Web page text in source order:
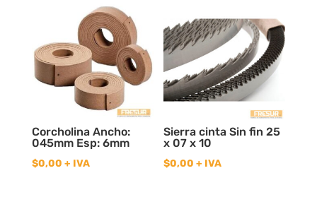
Corcholina Ancho:
045mm Esp: 6mm
$0,00 + IVA
Sierra cinta Sin fin 25
x 07 x 10
$0,00 + IVA